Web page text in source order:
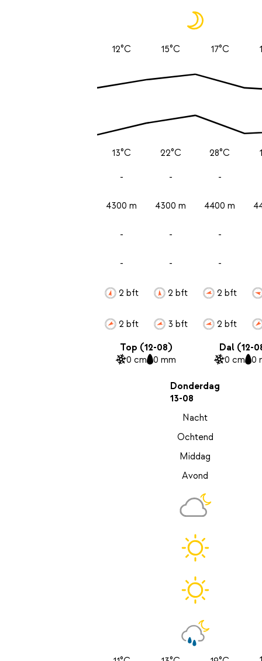
12°C
13°C
-
4300 m
-
-
2 bft
2 bft
15°C
22°C
-
4300 m
-
-
2 bft
3 bft
17°C
28°C
-
4400 m
-
-
2 bft
2 bft
Top (12-08)
0 cm 0 mm
Dal (12-
0 cm 0
Donderdag
13-08
Nacht
Ochtend
Middag
Avond